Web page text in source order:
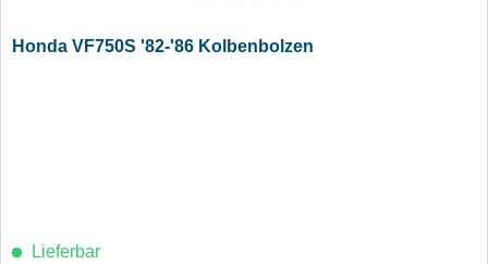
Honda VF750S '82-'86 Kolbenbolzen
Lieferbar